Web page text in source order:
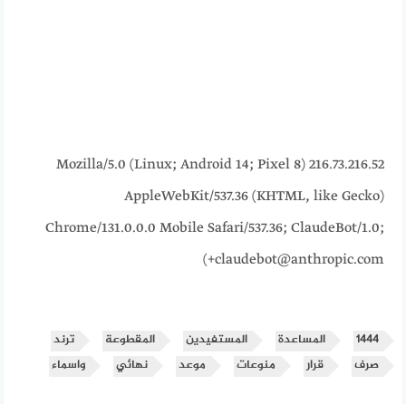
216.73.216.52 Mozilla/5.0 (Linux; Android 14; Pixel 8)
AppleWebKit/537.36 (KHTML, like Gecko)
Chrome/131.0.0.0 Mobile Safari/537.36; ClaudeBot/1.0;
+claudebot@anthropic.com)
1444 المساعدة المستفيدين المقطوعة
ترند
صرف
قرار منوعات موعد نهائي واسماء